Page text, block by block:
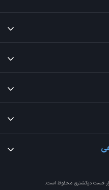
فست دیکشنری محفوظ است.